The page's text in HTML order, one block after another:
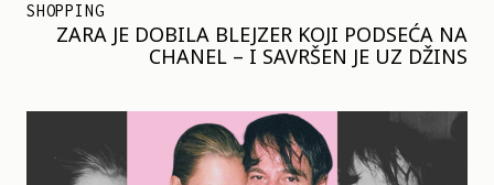
SHOPPING
ZARA JE DOBILA BLEJZER KOJI PODSEĆA NA
CHANEL – I SAVRŠEN JE UZ DŽINS